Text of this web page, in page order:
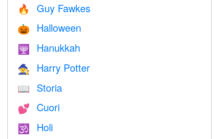
🔥 Guy Fawkes
🎃 Halloween
🕎 Hanukkah
🧙 Harry Potter
📖 Storia
💕 Cuori
🕉 Holi